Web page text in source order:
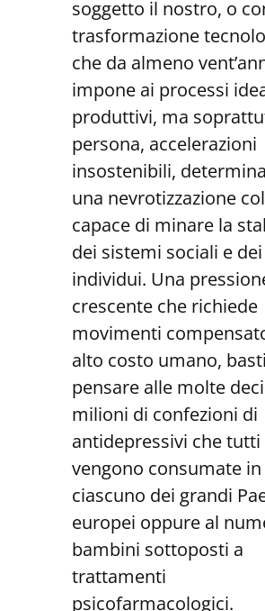
soggetto il nostro, o
trasformazione
che da almeno
impone ai processi
produttivi, ma
persona, accelerazioni
insostenibili,
una nevrotizzazione
capace di minare la
dei sistemi sociali e
individui. Una
crescente che richiede
movimenti
alto costo umano, basti
pensare alle molte
milioni di confezioni di
antidepressivi che tutti
vengono consumate in
ciascuno dei grandi
europei oppure al
bambini sottoposti a
trattamenti
psicofarmacologici.